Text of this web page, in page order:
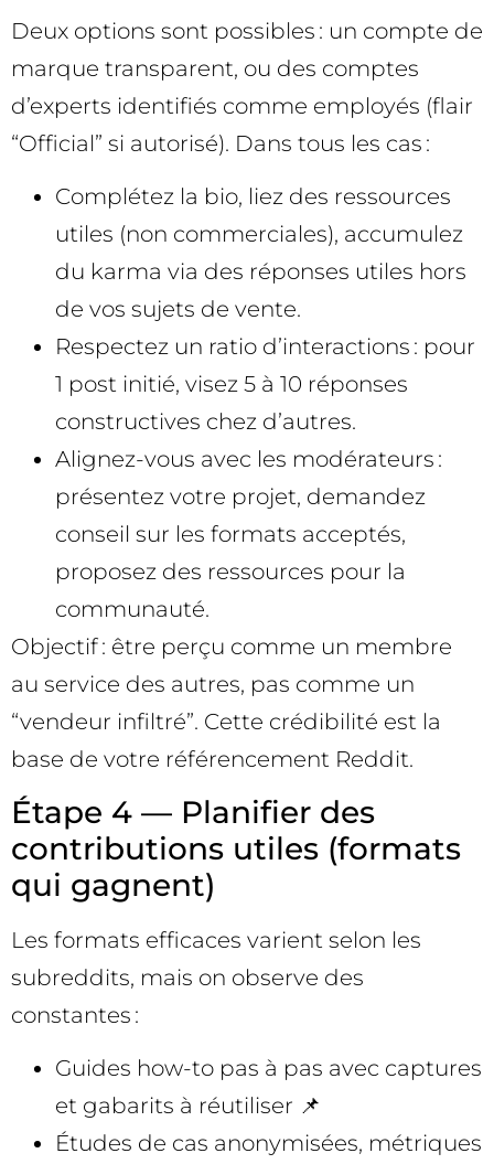
Deux options sont possibles : un compte de
marque transparent, ou des comptes
d’experts identifiés comme employés (flair
“Official” si autorisé). Dans tous les cas :
Complétez la bio, liez des ressources
utiles (non commerciales), accumulez
du karma via des réponses utiles hors
de vos sujets de vente.
Respectez un ratio d’interactions : pour
1 post initié, visez 5 à 10 réponses
constructives chez d’autres.
Alignez-vous avec les modérateurs :
présentez votre projet, demandez
conseil sur les formats acceptés,
proposez des ressources pour la
communauté.
Objectif : être perçu comme un membre
au service des autres, pas comme un
“vendeur infiltré”. Cette crédibilité est la
base de votre référencement Reddit.
Étape 4 — Planifier des
contributions utiles (formats
qui gagnent)
Les formats efficaces varient selon les
subreddits, mais on observe des
constantes :
Guides how-to pas à pas avec captures
et gabarits à réutiliser 📌
Études de cas anonymisées, métriques